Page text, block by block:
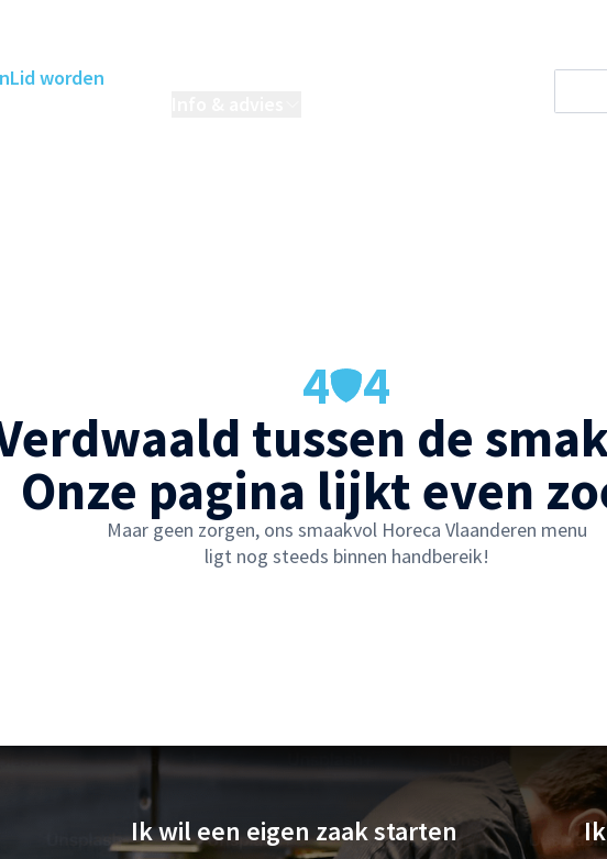
Lid worden
4 4
tussen de
Onze pagina lijkt even
Maar geen zorgen, ons smaakvol Horeca Vlaanderen menu
ligt nog steeds binnen handbereik!
Ik wil een eigen zaak starten